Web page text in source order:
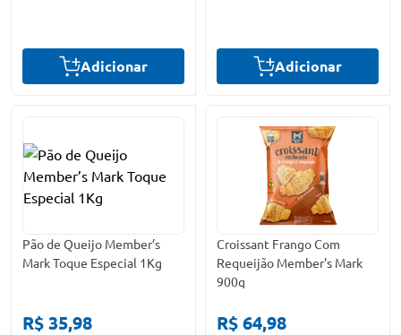
Adicionar Adicionar
Pão de Queijo Member’s
Mark Toque Especial 1Kg
R$ 35,98
Croissant Frango Com
Requeijão Member's Mark
900g
R$ 64,98